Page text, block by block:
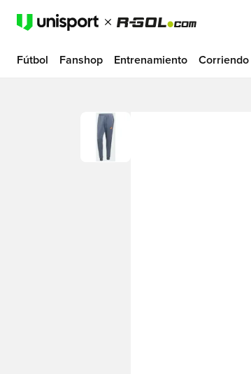
Fútbol Fanshop Entrenamiento Corriendo